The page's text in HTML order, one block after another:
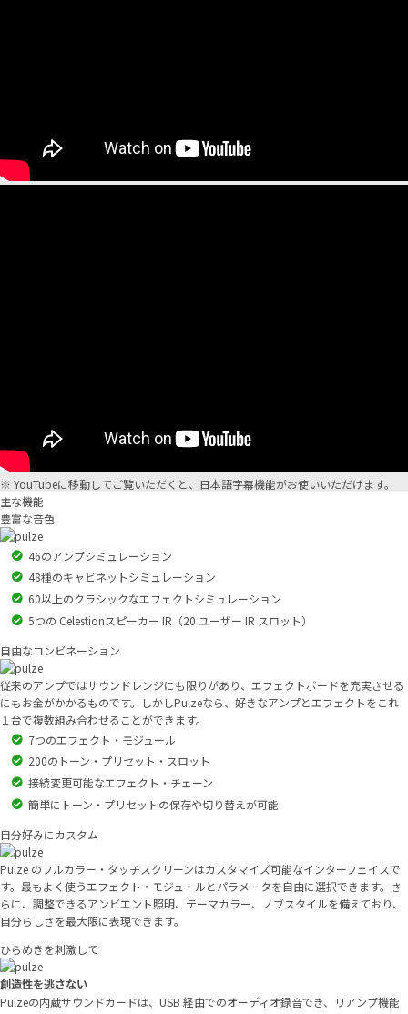
※ YouTubeに移動してご覧いただくと、日本語字幕機能がお使いいただけます。
主な機能
豊富な音色
46のアンプシミュレーション
48種のキャビネットシミュレーション
60以上のクラシックなエフェクトシミュレーション
5つの Celestionスピーカー IR（20 ユーザー IR スロット）
自由なコンビネーション
従来のアンプではサウンドレンジにも限りがあり、エフェクトボードを充実させる
にもお金がかかるものです。しかしPulzeなら、好きなアンプとエフェクトをこれ
１台で複数組み合わせることができます。
7つのエフェクト・モジュール
200のトーン・プリセット・スロット
接続変更可能なエフェクト・チェーン
簡単にトーン・プリセットの保存や切り替えが可能
自分好みにカスタム
Pulze のフルカラー・タッチスクリーンはカスタマイズ可能なインターフェイスで
す。最もよく使うエフェクト・モジュールとパラメータを自由に選択できます。さ
らに、調整できるアンビエント照明、テーマカラー、ノブスタイルを備えており、
自分らしさを最大限に表現できます。
ひらめきを刺激して
創造性を逃さない
Pulzeの内蔵サウンドカードは、USB 経由でのオーディオ録音でき、リアンプ機能